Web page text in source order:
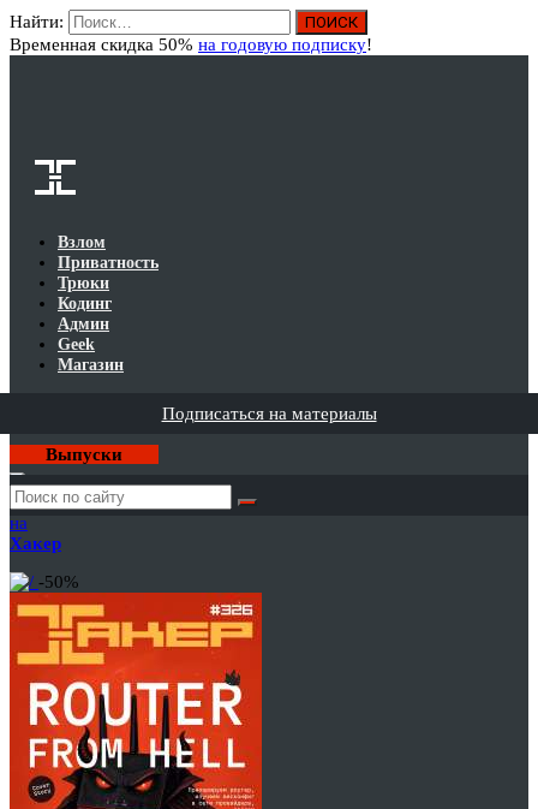
Найти:
Временная скидка 50% на годовую подписку!
Взлом
Приватность
Трюки
Кодинг
Админ
Geek
Магазин
Подписаться на материалы
Выпуски
Годовая
подписка
на
Хакер
-50%